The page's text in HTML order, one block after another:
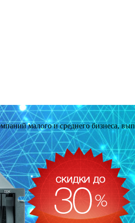
малого и среднего бизнеса,